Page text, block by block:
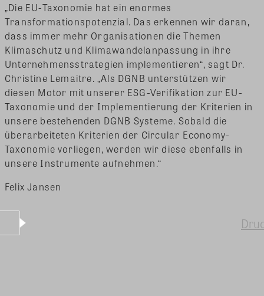
„Die EU-Taxonomie hat ein enormes
Transformationspotenzial. Das erkennen wir daran,
dass immer mehr Organisationen die Themen
Klimaschutz und Klimawandelanpassung in ihre
Unternehmensstrategien implementieren“, sagt Dr.
Christine Lemaitre. „Als DGNB unterstützen wir
diesen Motor mit unserer ESG-Verifikation zur EU-
Taxonomie und der Implementierung der Kriterien in
unsere bestehenden DGNB Systeme. Sobald die
überarbeiteten Kriterien der Circular Economy-
Taxonomie vorliegen, werden wir diese ebenfalls in
unsere Instrumente aufnehmen.“
Felix Jansen